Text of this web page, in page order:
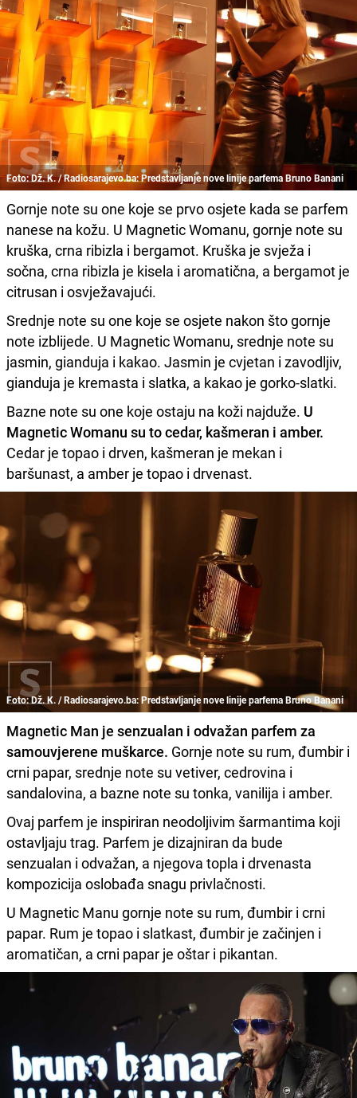
Foto: Dž. K. / Radiosarajevo.ba: Predstavljanje nove linije parfema Bruno Banani
Gornje note su one koje se prvo osjete kada se parfem
nanese na kožu. U Magnetic Womanu, gornje note su
kruška, crna ribizla i bergamot. Kruška je svježa i
sočna, crna ribizla je kisela i aromatična, a bergamot je
citrusan i osvježavajući.
Srednje note su one koje se osjete nakon što gornje
note izblijede. U Magnetic Womanu, srednje note su
jasmin, gianduja i kakao. Jasmin je cvjetan i zavodljiv,
gianduja je kremasta i slatka, a kakao je gorko-slatki.
Bazne note su one koje ostaju na koži najduže. U
Magnetic Womanu su to cedar, kašmeran i amber.
Cedar je topao i drven, kašmeran je mekan i
baršunast, a amber je topao i drvenast.
Foto: Dž. K. / Radiosarajevo.ba: Predstavljanje nove linije parfema Bruno Banani
Magnetic Man je senzualan i odvažan parfem za
samouvjerene muškarce. Gornje note su rum, đumbir i
crni papar, srednje note su vetiver, cedrovina i
sandalovina, a bazne note su tonka, vanilija i amber.
Ovaj parfem je inspiriran neodoljivim šarmantima koji
ostavljaju trag. Parfem je dizajniran da bude
senzualan i odvažan, a njegova topla i drvenasta
kompozicija oslobađa snagu privlačnosti.
U Magnetic Manu gornje note su rum, đumbir i crni
papar. Rum je topao i slatkast, đumbir je začinjen i
aromatičan, a crni papar je oštar i pikantan.